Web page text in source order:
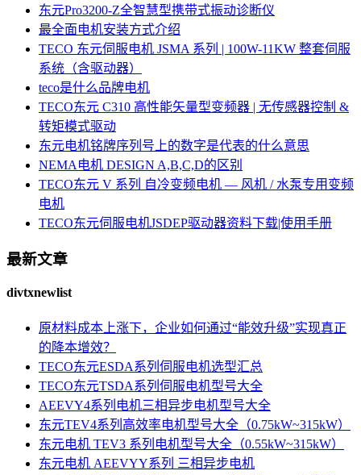
东元Pro3200-Z全智慧型携带式振动诊断仪
最全面电机安装方式介绍
TECO 东元伺服电机 JSMA 系列 | 100W-11KW 整套伺服
系统（含驱动器）
teco是什么品牌电机
TECO东元 C310 高性能矢量型变频器 | 无传感器控制 &
转矩模式驱动
东元电机铭牌序列号上的数字是代表的什么意思
NEMA电机 DESIGN A,B,C,D的区别
TECO东元 V 系列 自冷变频电机 — 风机 / 水泵专用变频
电机
TECO东元伺服电机JSDEP驱动器资料下载|使用手册
最新文章
divtxnewlist
原材料成本上涨下，企业如何通过“能效升级”实现真正
的降本增效？
TECO东元ESDA系列伺服电机选型汇总
TECO东元TSDA系列伺服电机型号大全
AEEVY4系列电机三相异步电机型号大全
东元TEV4系列高效率电机型号大全（0.75kW~315kW）
东元电机 TEV3 系列电机型号大全（0.55kW~315kW）
东元电机 AEEVYY系列 三相异步电机